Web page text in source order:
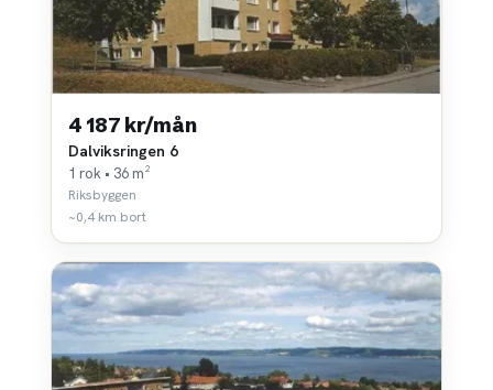
4 187 kr/mån
Dalviksringen 6
1 rok • 36 m²
Riksbyggen
~0,4 km bort